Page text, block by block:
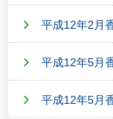
平成12年2月
平成12年5月
平成12年5月